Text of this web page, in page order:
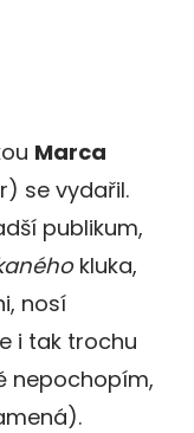
Marca
se vydařil.
publikum,
kluka,
nosí
i tak trochu
nepochopím,